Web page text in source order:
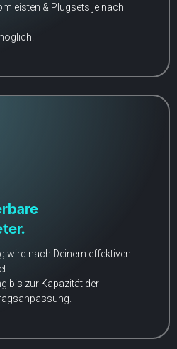
& Plugsets je nach
wird nach Deinem effektiven
bis zur Kapazität der